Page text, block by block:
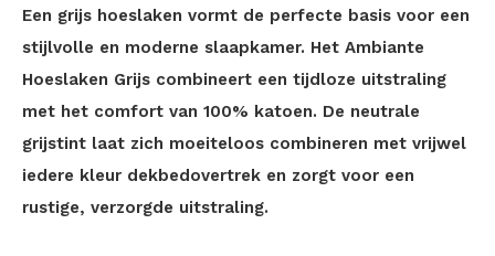
Een grijs hoeslaken vormt de perfecte basis voor een
stijlvolle en moderne slaapkamer. Het Ambiante
Hoeslaken Grijs combineert een tijdloze uitstraling
met het comfort van 100% katoen. De neutrale
grijstint laat zich moeiteloos combineren met vrijwel
iedere kleur dekbedovertrek en zorgt voor een
rustige, verzorgde uitstraling.